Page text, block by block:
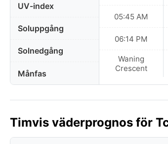
UV-index
Soluppgång
Solnedgång
Månfas
05:45 AM
06:14 PM
Waning
Crescent
Timvis väderprognos för